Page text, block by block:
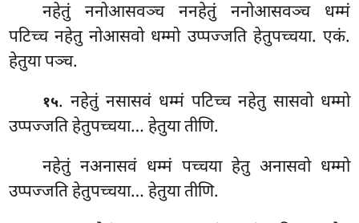
नहेतुं ननोआसवञ्च ननहेतुं ननोआसवञ्च धम्मं
पटिच्च नहेतु नोआसवो धम्मो उप्पज्जति हेतुपच्चया. एकं.
हेतुया पञ्च.
१५. नहेतुं नसासवं धम्मं पटिच्च नहेतु सासवो धम्मो
उप्पज्जति हेतुपच्चया… हेतुया तीणि.
नहेतुं नअनासवं धम्मं पच्चया हेतु अनासवो धम्मो
उप्पज्जति हेतुपच्चया… हेतुया तीणि.